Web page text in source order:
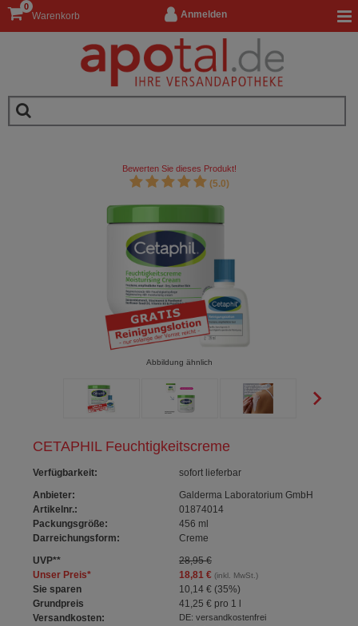
Anmelden
Warenkorb
0
CETAPHIL Feuchtigkeitscreme
Verfügbarkeit:
sofort lieferbar
Anbieter:
Galderma Laboratorium GmbH
Artikelnr.:
01874014
Packungsgröße:
456 ml
Darreichungsform:
Creme
UVP**
28,95 €
Unser Preis* 18,81 €(inkl. MwSt.)
Sie sparen 10,14 € (35%)
Grundpreis
41,25 €pro 1 l
Versandkosten:
DE: versandkostenfrei
Bewerten Sie dieses Produkt!
(5.0)
Abbildung ähnlich